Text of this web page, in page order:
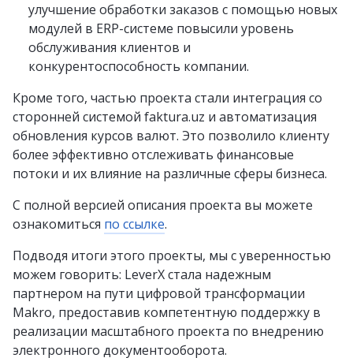
улучшение обработки заказов с помощью новых
модулей в ERP-системе повысили уровень
обслуживания клиентов и
конкурентоспособность компании.
Кроме того, частью проекта стали интеграция со
сторонней системой faktura.uz и автоматизация
обновления курсов валют. Это позволило клиенту
более эффективно отслеживать финансовые
потоки и их влияние на различные сферы бизнеса.
С полной версией описания проекта вы можете
ознакомиться по ссылке.
Подводя итоги этого проекты, мы с уверенностью
можем говорить: LeverX стала надежным
партнером на пути цифровой трансформации
Makro, предоставив компетентную поддержку в
реализации масштабного проекта по внедрению
электронного документооборота.